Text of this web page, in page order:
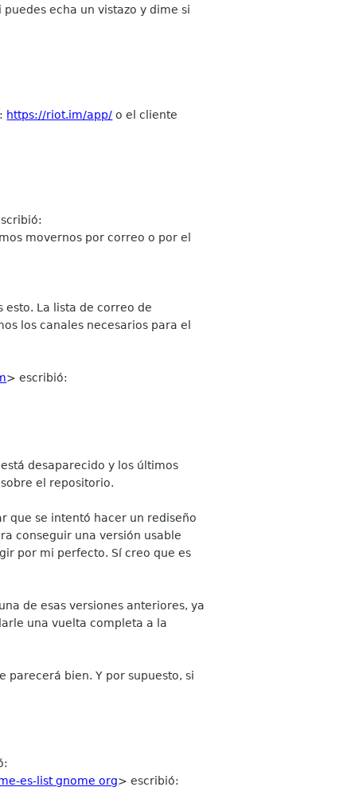
echa un vistazo y dime si
https://riot.im/app/ o el cliente
movernos por correo o por el
La lista de correo de
los canales necesarios para el
> escribió:
desaparecido y los últimos
el repositorio.
que se intentó hacer un rediseño
conseguir una versión usable
por mi perfecto. Sí creo que es
de esas versiones anteriores, ya
una vuelta completa a la
parecerá bien. Y por supuesto, si
es-list gnome org> escribió: